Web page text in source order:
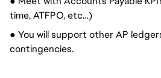
time, ATFPO, etc…)
● You will support other AP
contingencies.